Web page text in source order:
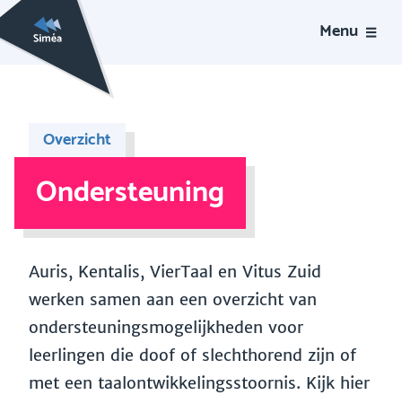
Menu
Overzicht
Ondersteuning
Auris, Kentalis, VierTaal en Vitus Zuid
werken samen aan een overzicht van
ondersteuningsmogelijkheden voor
leerlingen die doof of slechthorend zijn of
met een taalontwikkelingsstoornis. Kijk hier